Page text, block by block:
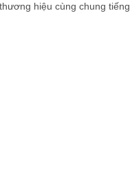
hiệu cùng chung tiếng